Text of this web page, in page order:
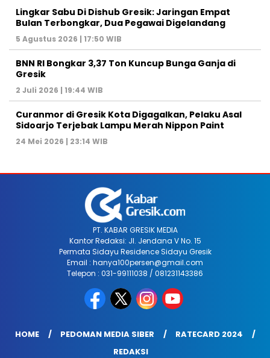
Lingkar Sabu Di Dishub Gresik: Jaringan Empat
Bulan Terbongkar, Dua Pegawai Digelandang
5 Agustus 2026 | 17:50 WIB
BNN RI Bongkar 3,37 Ton Kuncup Bunga Ganja di
Gresik
2 Juli 2026 | 19:44 WIB
Curanmor di Gresik Kota Digagalkan, Pelaku Asal
Sidoarjo Terjebak Lampu Merah Nippon Paint
24 Mei 2026 | 23:14 WIB
PT. KABAR GRESIK MEDIA
Kantor Redaksi: Jl. Jendana V No. 15
Permata Sidayu Residence Sidayu Gresik
Email : hanya100persen@gmail.com
Telepon : 031-99111038 / 081231143386
HOME PEDOMAN MEDIA SIBER
RATECARD 2024
REDAKSI